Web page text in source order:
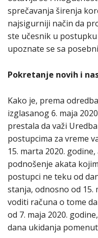
sprečavanja širenja
najsigurniji način da
ste učesnik u
upoznate se sa
Pokretanje novih i
Kako je, prema
izglasanog 6. maja
prestala da važi
postupcima za vreme
15. marta 2020.
podnošenje akata
postupci ne teku od
stanja, odnosno od 15.
voditi računa o tome
od 7. maja 2020.
dana ukidanja